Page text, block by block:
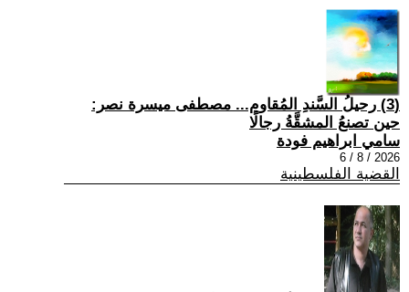
(3) رحيلُ السَّندِ المُقاوم... مصطفى ميسرة نصر:
حين تصنعُ المشقَّةُ رجالًا
سامي ابراهيم فودة
2026 / 8 / 6
القضية الفلسطينية